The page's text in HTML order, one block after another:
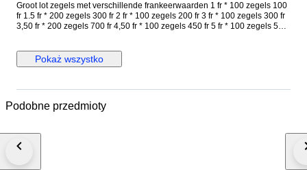
Groot lot zegels met verschillende frankeerwaarden 1 fr * 100 zegels 100
fr 1.5 fr * 200 zegels 300 fr 2 fr * 100 zegels 200 fr 3 fr * 100 zegels 300 fr
3,50 fr * 200 zegels 700 fr 4,50 fr * 100 zegels 450 fr 5 fr * 100 zegels 500
bfr = 240 euro
Pokaż wszystko
Podobne przedmioty